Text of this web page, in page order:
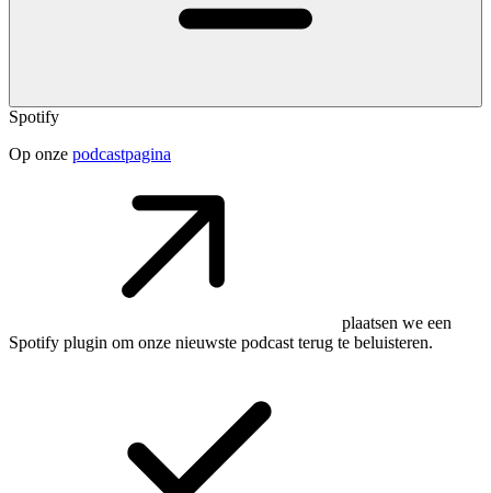
Spotify
Op onze podcastpagina
plaatsen we een
Spotify plugin om onze nieuwste podcast terug te beluisteren.